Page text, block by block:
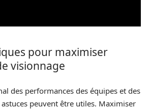
pour maximiser
visionnage
des performances des équipes et des
peuvent être utiles. Maximiser